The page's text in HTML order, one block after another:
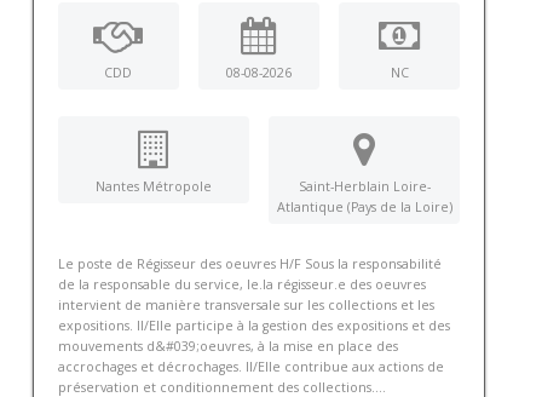
CDD 08-08-2026 NC
Nantes Métropole
Saint-Herblain Loire-
Atlantique (Pays de la Loire)
Le poste de Régisseur des oeuvres H/F Sous la responsabilité
de la responsable du service, le.la régisseur.e des oeuvres
intervient de manière transversale sur les collections et les
expositions. Il/Elle participe à la gestion des expositions et des
mouvements d&#039;oeuvres, à la mise en place des
accrochages et décrochages. Il/Elle contribue aux actions de
préservation et conditionnement des collections....